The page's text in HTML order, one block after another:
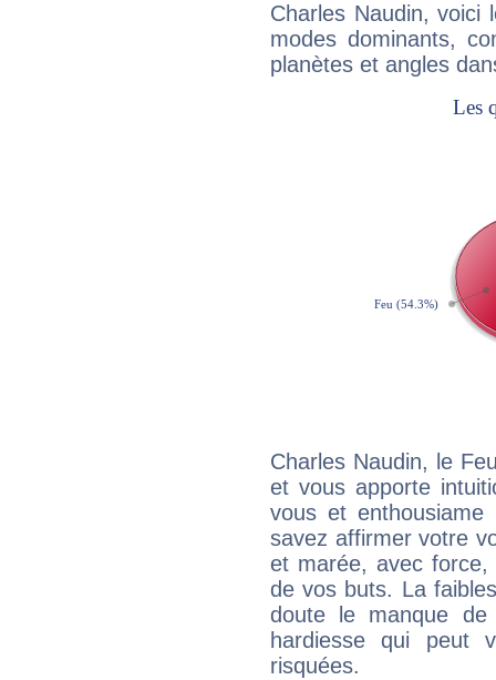
Charles Naudin, voici
modes dominants,
planètes et angles
Charles Naudin, le
et vous apporte
vous et
savez affirmer votre
et marée, avec
de vos buts. La
doute le manque
hardiesse qui peut
risquées.